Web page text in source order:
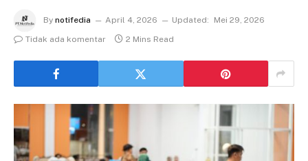
By notifedia April 4, 2026 Updated:
Mei 29, 2026
Tidak ada komentar
2 Mins Read